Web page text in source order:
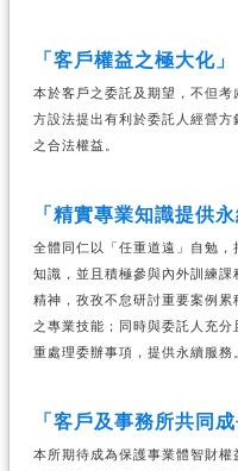
「客戶權益之極大化」
本於客戶之委託及期望，不但
方設法提出有利於委託人經營
之合法權益。
「精實專業知識提供永
全體同仁以「任重道遠」自勉
知識，並且積極參與內外訓練
精神，孜孜不怠研討重要案例
之專業技能；同時與委託人充
重處理委辦事項，提供永續服務
「客戶及事務所共同
本所期待成為保護事業體智財